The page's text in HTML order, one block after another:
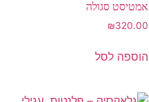
אמטיסט סגולה
₪320.00
הוספה לסל